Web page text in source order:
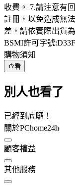
收費。 7.請注意有
註冊，以免造成無
差，請依實際出貨
BSMI許可字號
購物須知
查看
別人也看了
已經到底囉！
關於PChome24h
顧客權益
其他服務